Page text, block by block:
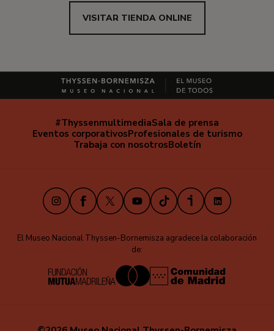
VISITAR TIENDA ONLINE
Navegación
secundaria
#ThyssenmultimediaSala de prensa
Eventos corporativosProfesionales de turismo
Trabaja con nosotrosBoletín
InstagramFacebook
X YoutubeTikTokiVooxLinkedIn
El Museo Nacional Thyssen-Bornemisza agradece la colaboración
de: